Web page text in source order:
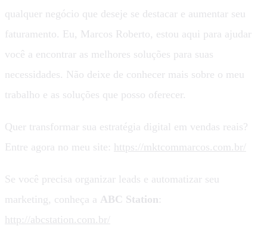
qualquer negócio que deseje se destacar e aumentar seu
faturamento. Eu, Marcos Roberto, estou aqui para ajudar
você a encontrar as melhores soluções para suas
necessidades. Não deixe de conhecer mais sobre o meu
trabalho e as soluções que posso oferecer.
Quer transformar sua estratégia digital em vendas reais?
Entre agora no meu site: https://mktcommarcos.com.br/
Se você precisa organizar leads e automatizar seu
marketing, conheça a ABC Station:
http://abcstation.com.br/